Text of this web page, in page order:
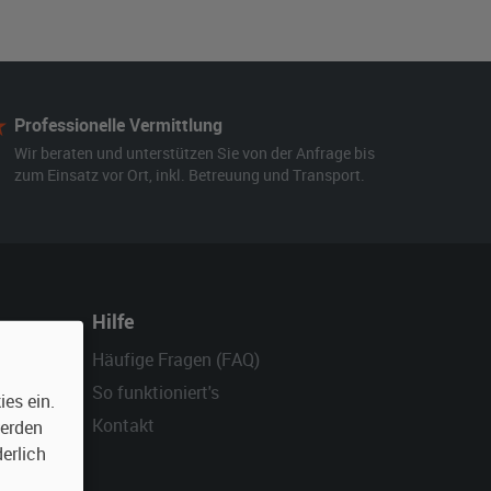
Professionelle Vermittlung
Wir beraten und unterstützen Sie von der Anfrage bis
zum Einsatz vor Ort, inkl. Betreuung und Transport.
Hilfe
Häufige Fragen (FAQ)
So funktioniert's
Kontakt
ein.